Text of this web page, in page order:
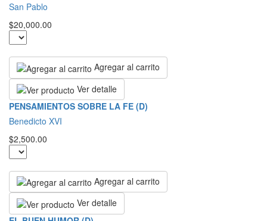
San Pablo
$20,000.00
Agregar al carrito
Ver detalle
PENSAMIENTOS SOBRE LA FE (D)
Benedicto XVI
$2,500.00
Agregar al carrito
Ver detalle